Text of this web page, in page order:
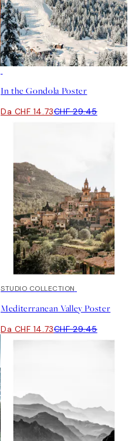
In the Gondola Poster
Da CHF 14.73CHF 29.45
50%*
STUDIO COLLECTION
Mediterranean Valley Poster
Da CHF 14.73CHF 29.45